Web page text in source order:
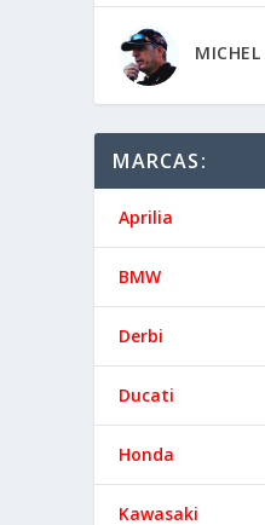
MICHEL
MARCAS:
Aprilia
BMW
Derbi
Ducati
Honda
Kawasaki